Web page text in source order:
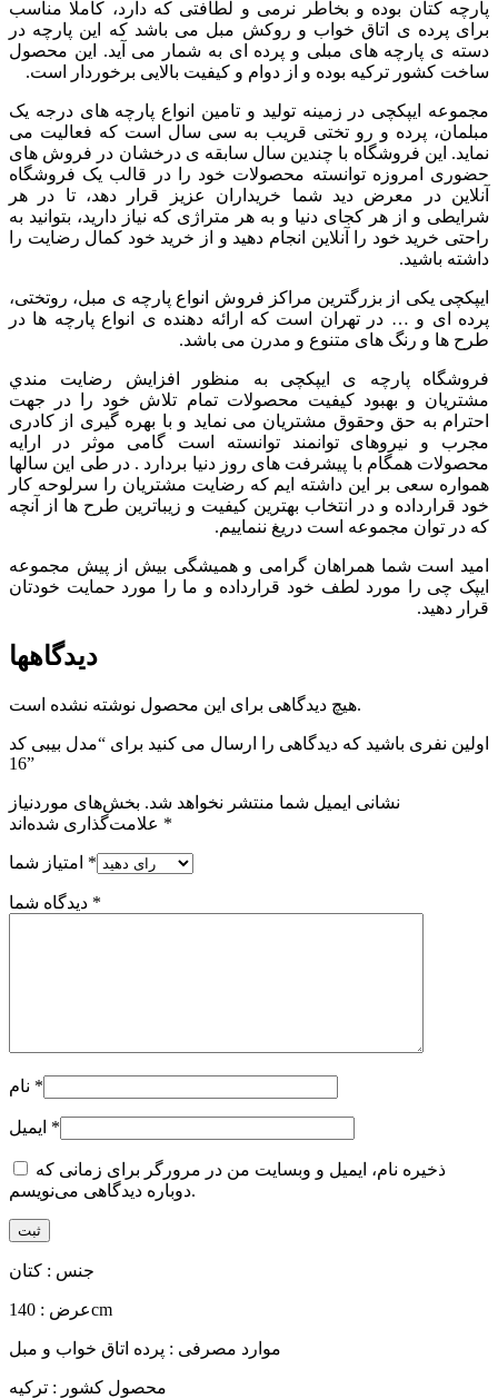
پارچه کتان بوده و بخاطر نرمی و لطافتی که دارد، کاملا مناسب
برای پرده ی اتاق خواب و روکش مبل می باشد که این پارچه در
دسته ی پارچه های مبلی و پرده ای به شمار می آید. این محصول
ساخت کشور ترکیه بوده و از دوام و کیفیت بالایی برخوردار است.
مجموعه ایپکچی در زمینه تولید و تامین انواع پارچه های درجه یک
مبلمان، پرده و رو تختی قریب به سی سال است که فعالیت می
نماید. این فروشگاه با چندین سال سابقه ی درخشان در فروش های
حضوری امروزه توانسته محصولات خود را در قالب یک فروشگاه
آنلاین در معرض دید شما خریداران عزیز قرار دهد، تا در هر
شرایطی و از هر کجای دنیا و به هر متراژی که نیاز دارید، بتوانید به
راحتی خرید خود را آنلاین انجام دهید و از خرید خود کمال رضایت را
داشته باشید.
ایپکچی یکی از بزرگترین مراکز فروش انواع پارچه ی مبل، روتختی،
پرده ای و … در تهران است که ارائه دهنده ی انواع پارچه ها در
طرح ها و رنگ های متنوع و مدرن می باشد.
فروشگاه پارچه ی ایپکچی به منظور افزايش رضايت مندي
مشتريان و بهبود کيفيت محصولات تمام تلاش خود را در جهت
احترام به حق وحقوق مشتريان می نماید و با بهره گیری از کادری
مجرب و نیروهای توانمند توانسته است گامی موثر در ارايه
محصولات همگام با پیشرفت های روز دنیا بردارد . در طی این سالها
همواره سعی بر این داشته ایم که رضایت مشتریان را سرلوحه کار
خود قرارداده و در انتخاب بهترین کیفیت و زیباترین طرح ها از آنچه
که در توان مجموعه است دریغ ننماییم.
امید است شما همراهان گرامی و همیشگی بیش از پیش مجموعه
ایپک چی را مورد لطف خود قرارداده و ما را مورد حمایت خودتان
قرار دهید.
دیدگاهها
هیچ دیدگاهی برای این محصول نوشته نشده است.
اولین نفری باشید که دیدگاهی را ارسال می کنید برای “مدل بیبی کد
16”
نشانی ایمیل شما منتشر نخواهد شد. بخش‌های موردنیاز
*
*
*
*
*
ذخیره نام، ایمیل و وبسایت من در مرورگر برای زمانی که
دوباره دیدگاهی می‌نویسم.
جنس : کتان
عرض : 140cm
موارد مصرفی : پرده اتاق خواب و مبل
محصول کشور : ترکیه